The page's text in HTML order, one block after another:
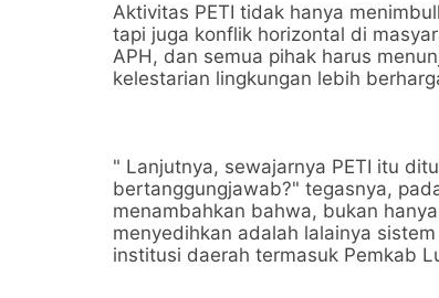
Aktivitas PETI tidak hanya
tapi juga konflik horizontal di
APH, dan semua pihak harus
kelestarian lingkungan lebih
" Lanjutnya, sewajarnya PETI itu
bertanggungjawab?" tegasnya,
menambahkan bahwa, bukan
menyedihkan adalah lalainya
institusi daerah termasuk Pemkab